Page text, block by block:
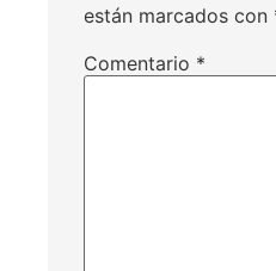
están marcados con
Comentario *